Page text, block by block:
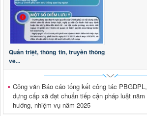
2973/KH-UBND
Triển khai tổng rà soát hệ thống văn
luật trên địa bàn tỉnh Lai Châu
Thời gian đăng: 28/04/2026
lượt xem: 193 | lượt tải:91
Thông báo tuyển dụng viên chức
Thông báo tuyển dụng viên chức
công lập thuộc Sở Tư pháp tỉnh Lai Châu
Thời gian đăng: 29/01/2026
lượt xem: 612 | lượt tải:177
2624/QĐ-UBND
Quán triệt, thông tin, truyền thông
về...
Công văn Báo cáo tổng kết công tác
dựng cấp xã đạt chuẩn tiếp cận pháp luật
hướng, nhiệm vụ năm 2025